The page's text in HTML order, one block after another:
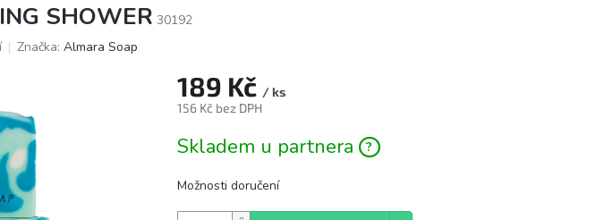
SHOWER 30192
Značka: Almara Soap
189 Kč / ks
156 Kč bez DPH
cena:
Skladem u partnera
Možnosti doručení